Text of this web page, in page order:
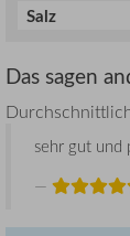
Salz
Das sagen
sehr gut und